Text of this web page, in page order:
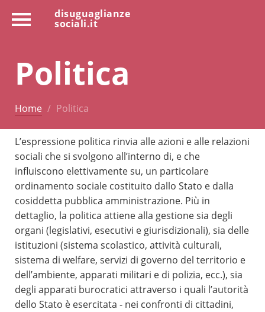
disuguaglianze
sociali.it
Politica
Home Politica
L’espressione politica rinvia alle azioni e alle relazioni
sociali che si svolgono all’interno di, e che
influiscono elettivamente su, un particolare
ordinamento sociale costituito dallo Stato e dalla
cosiddetta pubblica amministrazione. Più in
dettaglio, la politica attiene alla gestione sia degli
organi (legislativi, esecutivi e giurisdizionali), sia delle
istituzioni (sistema scolastico, attività culturali,
sistema di welfare, servizi di governo del territorio e
dell’ambiente, apparati militari e di polizia, ecc.), sia
degli apparati burocratici attraverso i quali l’autorità
dello Stato è esercitata - nei confronti di cittadini,